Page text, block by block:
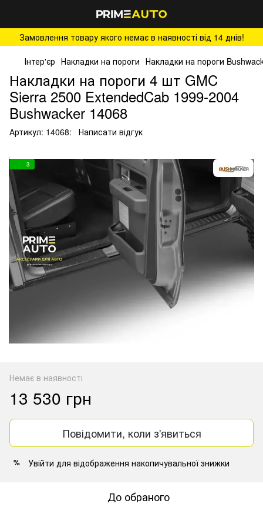
Замовлення товару якого немає в наявності від 14 днів!
Інтер'єр Накладки на пороги Накладки на пороги
Накладки на пороги 4 шт GMC
Sierra 2500 ExtendedCab 1999-2004
Bushwacker 14068
Артикул: 14068: Написати відгук
3
Немає в наявності
13 530 грн
Повідомити, коли з'явиться
% Увійти для відображення накопичувальної знижки
До обраного